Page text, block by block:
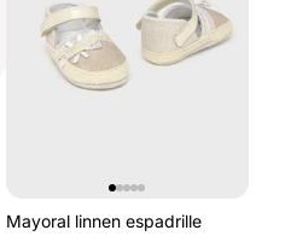
Mayoral linnen espadrille